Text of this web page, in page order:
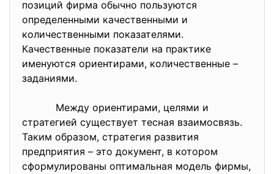
позиций фирма обычно пользуются
определенными качественными и
количественными показателями.
Качественные показатели на практике
именуются ориентирами, количественные –
заданиями.
Между ориентирами, целями и
стратегией существует тесная взаимосвязь.
Таким образом, стратегия развития
предприятия – это документ, в котором
сформулированы оптимальная модель фирмы,